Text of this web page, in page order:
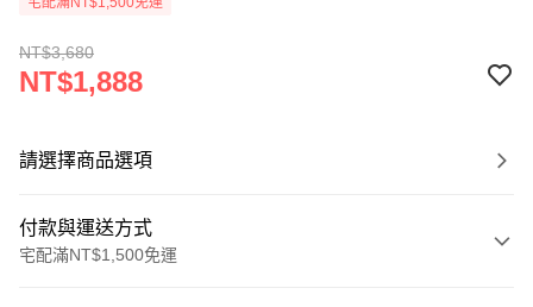
NT$3,680
NT$1,888
請選擇商品選項
付款與運送方式
宅配滿NT$1,500免運